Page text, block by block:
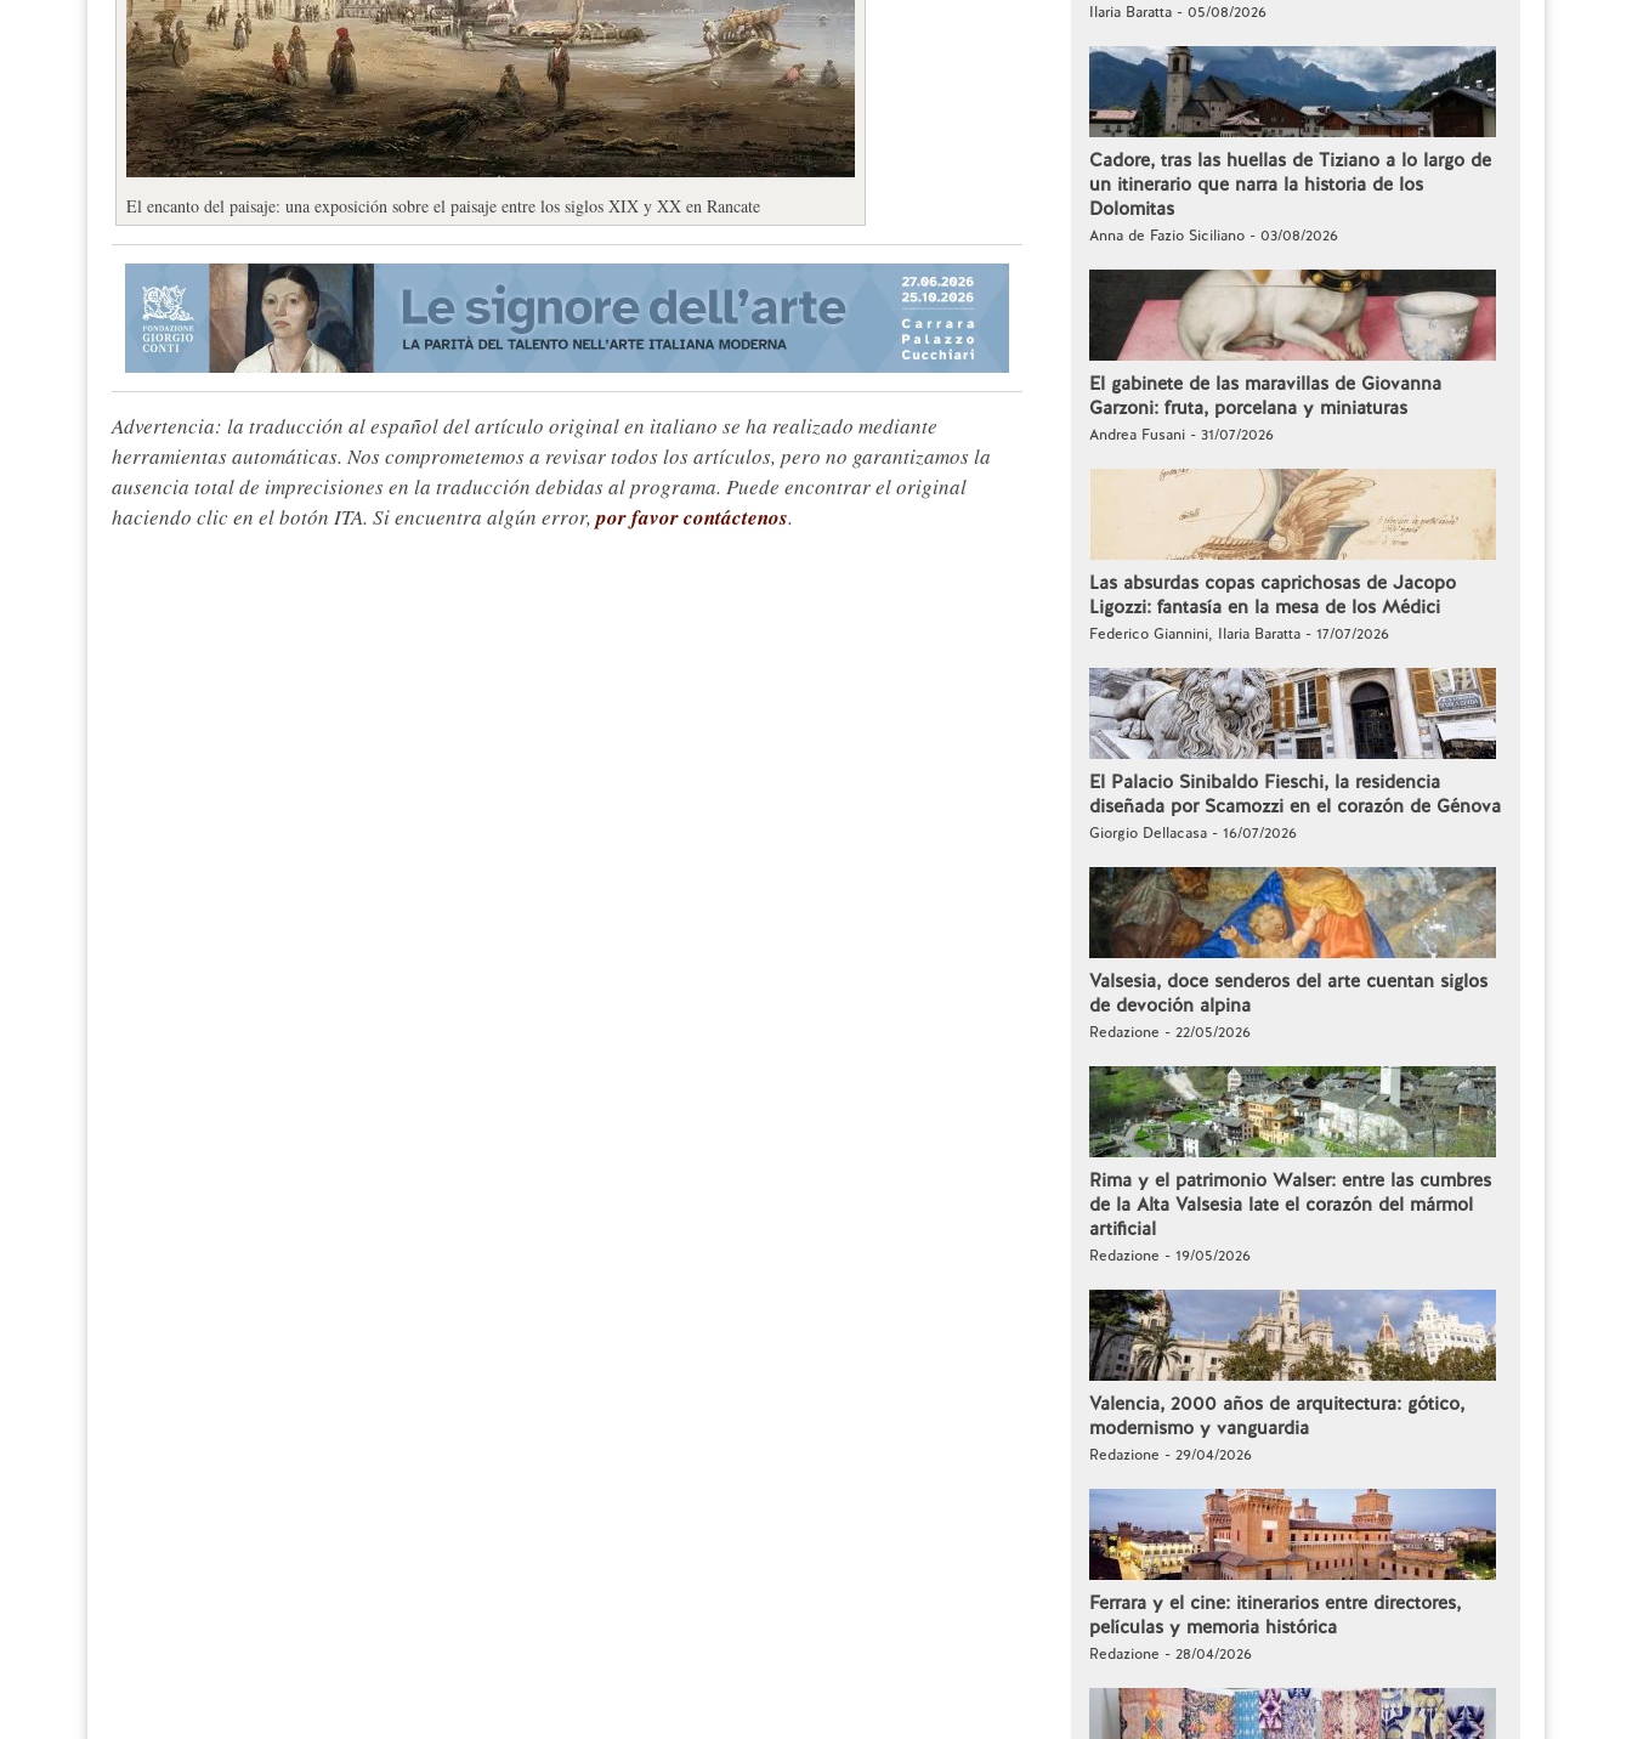
El encanto del paisaje: una exposición sobre el paisaje entre los siglos XIX y XX en Rancate
Advertencia: la traducción al español del artículo original en italiano se ha realizado mediante
herramientas automáticas. Nos comprometemos a revisar todos los artículos, pero no garantizamos la
ausencia total de imprecisiones en la traducción debidas al programa. Puede encontrar el original
haciendo clic en el botón ITA. Si encuentra algún error,por favor contáctenos.
Ilaria Baratta - 05/08/2026
Cadore, tras las huellas de Tiziano a lo largo de
un itinerario que narra la historia de los
Dolomitas
Anna de Fazio Siciliano - 03/08/2026
El gabinete de las maravillas de Giovanna
Garzoni: fruta, porcelana y miniaturas
Andrea Fusani - 31/07/2026
Las absurdas copas caprichosas de Jacopo
Ligozzi: fantasía en la mesa de los Médici
Federico Giannini, Ilaria Baratta - 17/07/2026
El Palacio Sinibaldo Fieschi, la residencia
diseñada por Scamozzi en el corazón de Génova
Giorgio Dellacasa - 16/07/2026
Valsesia, doce senderos del arte cuentan siglos
de devoción alpina
Redazione - 22/05/2026
Rima y el patrimonio Walser: entre las cumbres
de la Alta Valsesia late el corazón del mármol
artificial
Redazione - 19/05/2026
Valencia, 2000 años de arquitectura: gótico,
modernismo y vanguardia
Redazione - 29/04/2026
Ferrara y el cine: itinerarios entre directores,
películas y memoria histórica
Redazione - 28/04/2026